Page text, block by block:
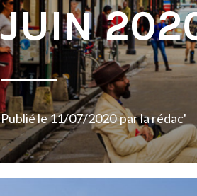
JUIN
Publié le11/07/2020 parla rédac'